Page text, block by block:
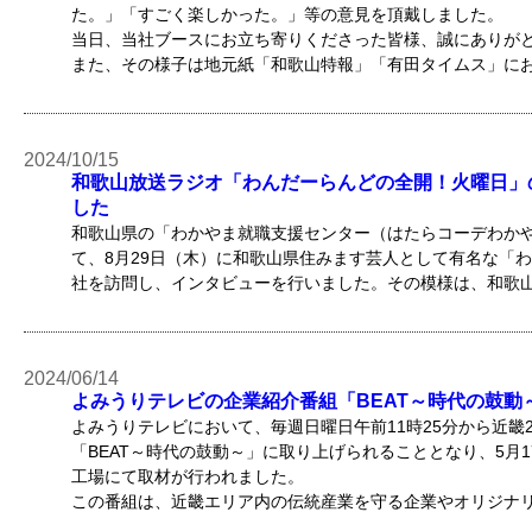
た。」「すごく楽しかった。」等の意見を頂戴しました。
当日、当社ブースにお立ち寄りくださった皆様、誠にありが
また、その様子は地元紙「和歌山特報」「有田タイムス」に
2024/10/15
和歌山放送ラジオ「わんだーらんどの全開！火曜日
した
和歌山県の「わかやま就職支援センター（はたらコーデわか
て、8月29日（木）に和歌山県住みます芸人として有名な「
社を訪問し、インタビューを行いました。その模様は、和歌
2024/06/14
よみうりテレビの企業紹介番組「BEAT～時代の鼓動
よみうりテレビにおいて、毎週日曜日午前11時25分から近
「BEAT～時代の鼓動～」に取り上げられることとなり、5
工場にて取材が行われました。
この番組は、近畿エリア内の伝統産業を守る企業やオリジナ